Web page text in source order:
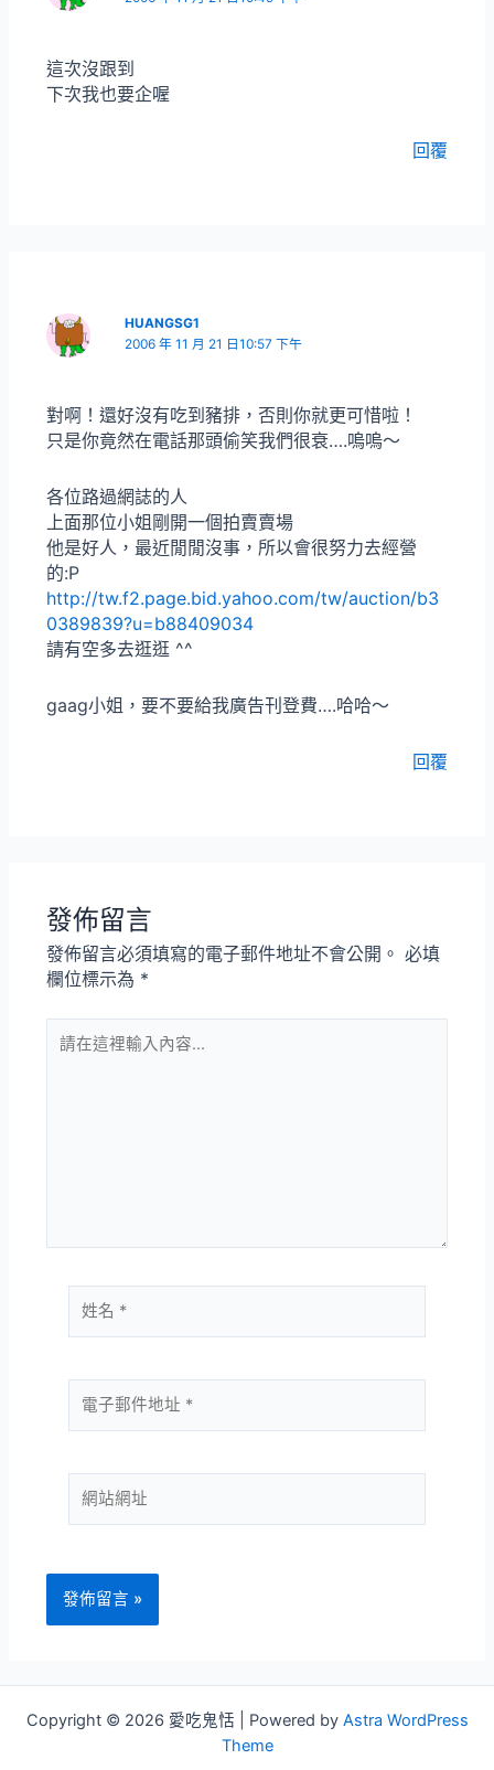
這次沒跟到
下次我也要企喔
回覆
HUANGSG1
2006 年 11 月 21 日10:57 下午
對啊！還好沒有吃到豬排，否則你就更可惜啦！
只是你竟然在電話那頭偷笑我們很衰….嗚嗚～
各位路過網誌的人
上面那位小姐剛開一個拍賣賣場
他是好人，最近閒閒沒事，所以會很努力去經營
的:P
http://tw.f2.page.bid.yahoo.com/tw/auction/b3
0389839?u=b88409034
請有空多去逛逛 ^^
gaag小姐，要不要給我廣告刊登費….哈哈～
回覆
發佈留言
發佈留言必須填寫的電子郵件地址不會公開。 必填
欄位標示為 *
請
在
姓
名
子
地
站
Copyright © 2026 愛吃鬼恬 | Powered by Astra WordPress
Theme